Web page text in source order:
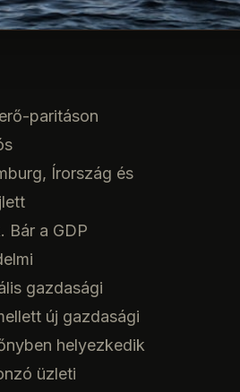
paritáson
Írország és
Bár a GDP
gazdasági
új gazdasági
helyezkedik
üzleti